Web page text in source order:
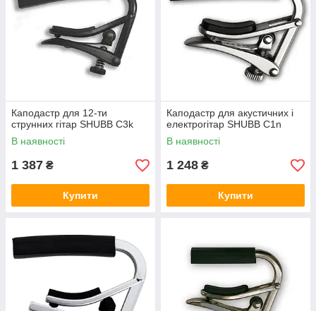
Каподастр для 12-ти
струнних гітар SHUBB C3k
В наявності
1 387 ₴
Купити
Каподастр для акустичних і
електрогітар SHUBB C1n
В наявності
1 248 ₴
Купити